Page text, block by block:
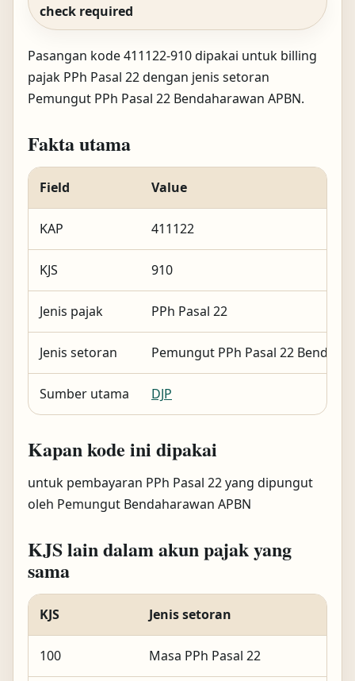
check required
Pasangan kode 411122-910 dipakai untuk billing
pajak PPh Pasal 22 dengan jenis setoran
Pemungut PPh Pasal 22 Bendaharawan APBN.
Fakta utama
Field Value
KAP 411122
KJS 910
Jenis pajak PPh Pasal 22
Jenis setoran Pemungut PPh Pasal 22
Sumber utama DJP
Kapan kode ini dipakai
untuk pembayaran PPh Pasal 22 yang dipungut
oleh Pemungut Bendaharawan APBN
KJS lain dalam akun pajak yang
sama
KJS Jenis setoran
100 Masa PPh Pasal 22